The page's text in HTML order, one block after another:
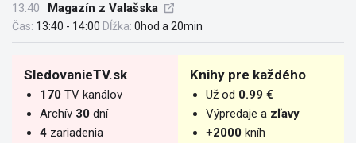
13:40 Magazín z Valašska
Čas: 13:40 - 14:00 Dĺžka: 0hod a 20min
SledovanieTV.sk
170 TV kanálov
Archív 30 dní
4 zariadenia
Knihy pre každého
Už od 0.99 €
Výpredaje a zľavy
+2000 kníh